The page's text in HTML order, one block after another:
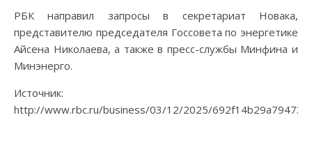
РБК направил запросы в секретариат Новака,
представителю председателя Госсовета по энергетике
Айсена Николаева, а также в пресс-службы Минфина и
Минэнерго.
Источник:
http://www.rbc.ru/business/03/12/2025/